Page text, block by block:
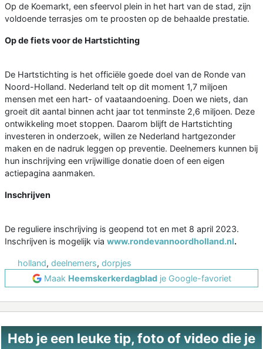
Op de Koemarkt, een sfeervol plein in het hart van de stad, zijn
voldoende terrasjes om te proosten op de behaalde prestatie.
Op de fiets voor de Hartstichting
De Hartstichting is het officiële goede doel van de Ronde van
Noord-Holland. Nederland telt op dit moment 1,7 miljoen
mensen met een hart- of vaataandoening. Doen we niets, dan
groeit dit aantal binnen acht jaar tot tenminste 2,6 miljoen. Deze
ontwikkeling moet stoppen. Daarom blijft de Hartstichting
investeren in onderzoek, willen ze Nederland hartgezonder
maken en de nadruk leggen op preventie. Deelnemers kunnen bij
hun inschrijving een vrijwillige donatie doen of een eigen
actiepagina aanmaken.
Inschrijven
De reguliere inschrijving is geopend tot en met 8 april 2023.
Inschrijven is mogelijk via www.rondevannoordholland.nl.
holland, deelnemers, dorpjes
Maak Heemskerkerdagbladje Google-favoriet
Heb je een leuke tip, foto of video die je